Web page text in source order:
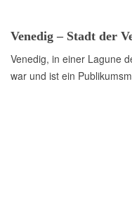
Venedig – Stadt der
Venedig, in einer Lagune
war und ist ein